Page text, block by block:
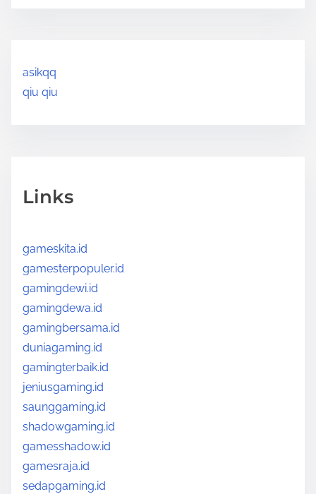
asikqq
qiu qiu
Links
gameskita.id
gamesterpopuler.id
gamingdewi.id
gamingdewa.id
gamingbersama.id
duniagaming.id
gamingterbaik.id
jeniusgaming.id
saunggaming.id
shadowgaming.id
gamesshadow.id
gamesraja.id
sedapgaming.id